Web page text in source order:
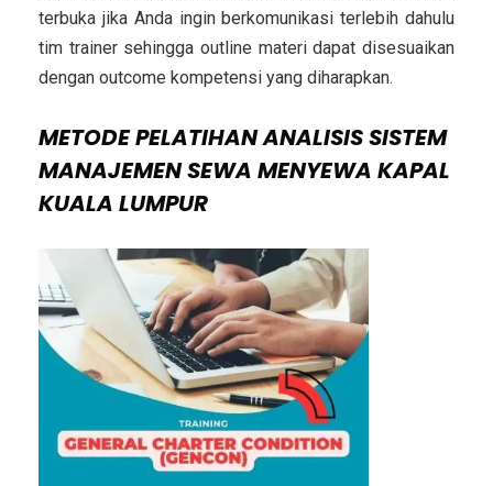
terbuka jika Anda ingin berkomunikasi terlebih dahulu
tim trainer sehingga outline materi dapat disesuaikan
dengan outcome kompetensi yang diharapkan.
METODEPELATIHAN ANALISIS SISTEM
MANAJEMEN SEWA MENYEWA KAPAL
KUALA LUMPUR